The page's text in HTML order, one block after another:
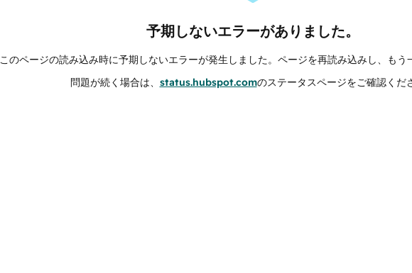
予期しないエラーがありました。
このページの読み込み時に予期しないエラーが発生しました。ページを再読み込みし、もう
問題が続く場合は、 status.hubspot.comのステータスページをご確認くだ